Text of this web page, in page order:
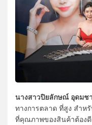
นางสาวปิยลักษณ์ อุดมช
ทางการตลาด ที่สูง สำห
ที่คุณภาพของสินค้าต้องดี